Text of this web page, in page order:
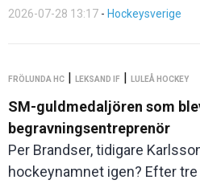
2026-07-28 13:17 - Hockeysverige
FRÖLUNDA HC | LEKSAND IF | LULEÅ HOCKEY
SM-guldmedaljören som
begravningsentreprenör
Per Brandser, tidigare
hockeynamnet igen? Efter